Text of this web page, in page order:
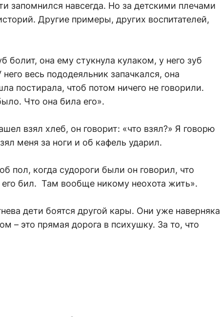
запомнился навсегда. Но за детскими плечами
Другие примеры, других воспитателей,
болит, она ему стукнула кулаком, у него зуб
весь пододеяльник запачкался, она
постирала, чтоб потом ничего не говорили.
Что она била его».
взял хлеб, он говорит: «что взял?» Я говорю
меня за ноги и об кафель ударил.
пол, когда судороги были он говорил, что
бил. Там вообще никому неохота жить».
дети боятся другой кары. Они уже наверняка
– это прямая дорога в психушку. За то, что